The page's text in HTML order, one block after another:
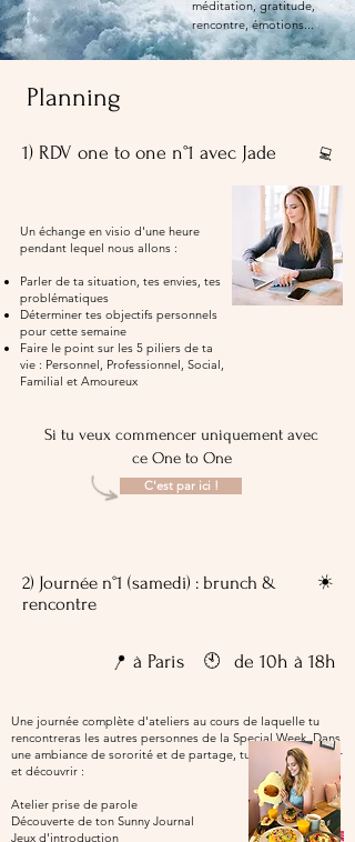
méditation, gratitude,
rencontre, émotions...
Planning
1) RDV one to one n°1 avec Jade 💻
Un échange en visio d'une heure
pendant lequel nous allons :
Parler de ta situation, tes envies, tes
problématiques
Déterminer tes objectifs personnels
pour cette semaine
Faire le point sur les 5 piliers de ta
vie : Personnel, Professionnel, Social,
Familial et Amoureux
Si tu veux commencer uniquement avec
ce One to One
C'est par ici !
2) Journée n°1 (samedi) : brunch &
rencontre
☀️
📍 à Paris 🕙 de 10h à 18h
Une journée complète d'ateliers au cours de laquelle tu
rencontreras les autres personnes de la Special Week. Dans
une ambiance de sororité et de partage, tu pourras avancer
et découvrir :
Atelier prise de parole
Découverte de ton Sunny Journal
Jeux d'introduction